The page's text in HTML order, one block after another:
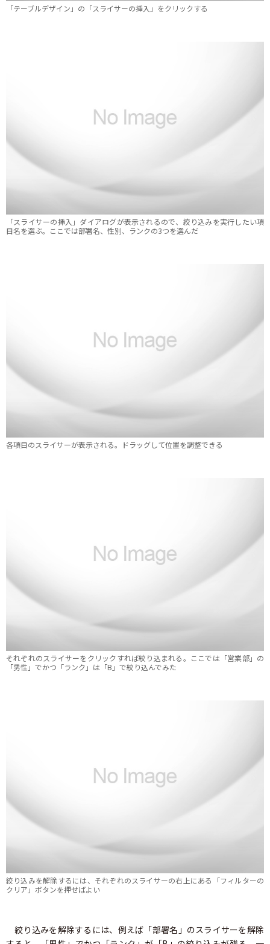
「テーブルデザイン」の「スライサーの挿入」をクリックする
「スライサーの挿入」ダイアログが表示されるので、絞り込みを実行したい項
目名を選ぶ。ここでは部署名、性別、ランクの3つを選んだ
各項目のスライサーが表示される。ドラッグして位置を調整できる
それぞれのスライサーをクリックすれば絞り込まれる。ここでは「営業部」の
「男性」でかつ「ランク」は「B」で絞り込んでみた
絞り込みを解除するには、それぞれのスライサーの右上にある「フィルターの
クリア」ボタンを押せばよい
絞り込みを解除するには、例えば「部署名」のスライサーを解除